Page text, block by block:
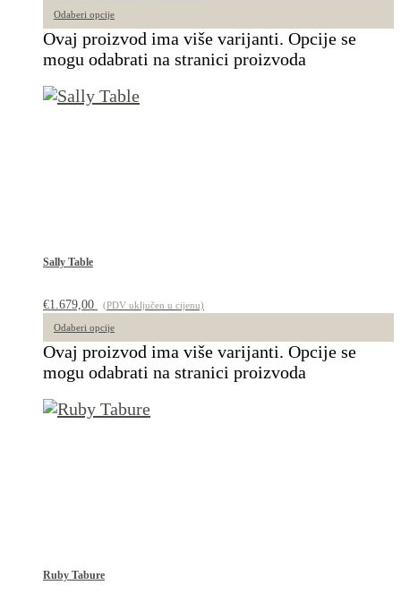
Odaberi opcije
Ovaj proizvod ima više varijanti. Opcije se
mogu odabrati na stranici proizvoda
Sally Table
€1.679,00 (PDV uključen u cijenu)
Odaberi opcije
Ovaj proizvod ima više varijanti. Opcije se
mogu odabrati na stranici proizvoda
Ruby Tabure